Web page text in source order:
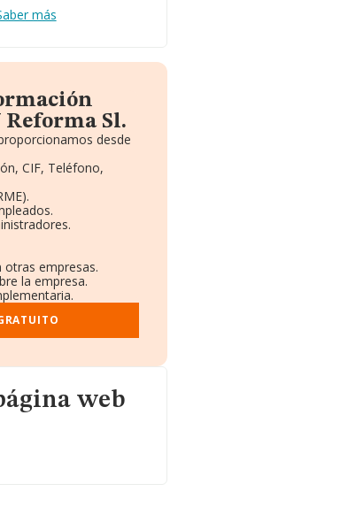
más
Sl.
desde
CIF, Teléfono,
otras empresas.
la empresa.
web